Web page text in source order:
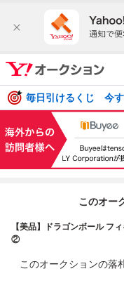
毎日引けるくじ 今
このオー
【美品】ドラゴンボール フ
②
このオークションの落